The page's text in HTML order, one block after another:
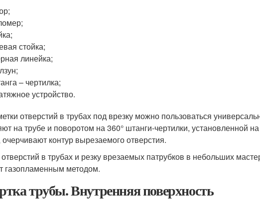
стойка;
линейка;
– чертилка;
устройство.
отверстий в трубах под врезку можно пользоваться
на трубе и поворотом на 360° штанги-чертилки, установленной
контур вырезаемого отверстия.
в трубах и резку врезаемых патрубков в небольших
газопламенным методом.
трубы. Внутренняя поверхность